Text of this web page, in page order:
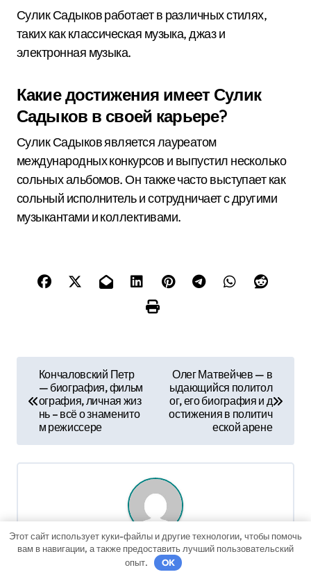
Сулик Садыков работает в различных стилях,
таких как классическая музыка, джаз и
электронная музыка.
Какие достижения имеет Сулик
Садыков в своей карьере?
Сулик Садыков является лауреатом
международных конкурсов и выпустил несколько
сольных альбомов. Он также часто выступает как
сольный исполнитель и сотрудничает с другими
музыкантами и коллективами.
и
ц
Кончаловский Петр
— биография, фильм
ография, личная жиз
нь – всё о знаменито
м режиссере
Олег Матвейчев — в
ыдающийся политол
ог, его биография и д
остижения в политич
еской арене
Авторavtostroybet
Этот сайт использует куки-файлы и другие технологии, чтобы помочь
вам в навигации, а также предоставить лучший пользовательский
опыт.
OK